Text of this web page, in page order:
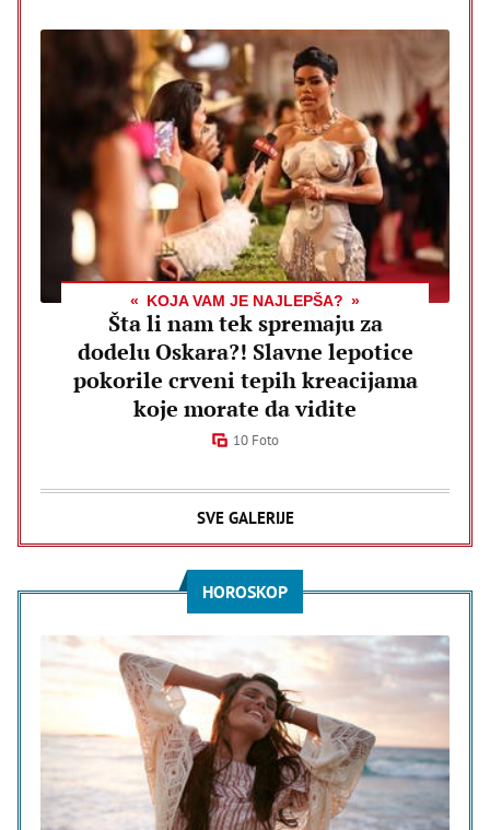
KOJA VAM JE NAJLEPŠA?
Šta li nam tek spremaju za
dodelu Oskara?! Slavne lepotice
pokorile crveni tepih kreacijama
koje morate da vidite
10 Foto
SVE GALERIJE
HOROSKOP